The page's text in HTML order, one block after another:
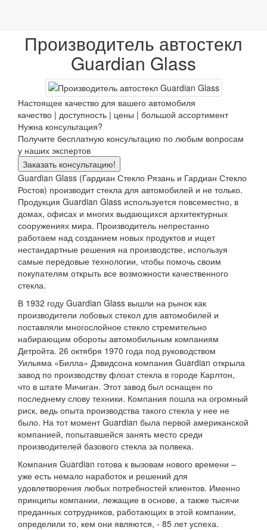
Производитель автостекл
Guardian Glass
Настоящее качество для вашего автомобиля
качество | доступность | цены | большой ассортимент
Нужна консультация?
Получите бесплатную консультацию по любым вопросам
у наших экспертов
Заказать консультацию!
Guardian Glass (Гардиан Стекло Рязань и Гардиан Стекло
Ростов) производит стекла для автомобилей и не только.
Продукция Guardian Glass используется повсеместно, в
домах, офисах и многих выдающихся архитектурных
сооружениях мира. Производитель непрестанно
работаем над созданием новых продуктов и ищет
нестандартные решения на производстве, используя
самые передовые технологии, чтобы помочь своим
покупателям открыть все возможности качественного
стекла.
В 1932 году Guardian Glass вышли на рынок как
производители лобовых стекол для автомобилей и
поставляли многослойное стекло стремительно
набирающим обороты автомобильным компаниям
Детройта. 26 октября 1970 года под руководством
Уильяма «Билла» Дэвидсона компания Guardian открыла
завод по производству флоат стекла в городе Карлтон,
что в штате Мичиган. Этот завод был оснащен по
последнему слову техники. Компания пошла на огромный
риск, ведь опыта производства такого стекла у нее не
было. На тот момент Guardian была первой американской
компанией, попытавшейся занять место среди
производителей базового стекла за полвека.
Компания Guardian готова к вызовам нового времени –
уже есть немало наработок и решений для
удовлетворения любых потребностей клиентов. Именно
принципы компании, лежащие в основе, а также тысячи
преданных сотрудников, работающих в этой компании,
определили то, кем они являются, - 85 лет успеха.